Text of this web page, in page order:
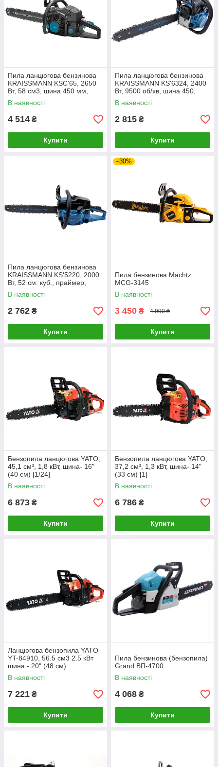
Пила ланцюгова бензинова
KRAISSMANN KSC'65, 2650
Вт, 58 см3, шина 450 мм,
праймер, кейс, бак 550 мл
В наявності
4 514 ₴
Купити
Пила ланцюгова бензинова
KRAISSMANN KS'6324, 2400
Вт, 9500 об/хв, шина 450,
крок ланцюга 0.325", гальмо
ланцюга
В наявності
2 815 ₴
Купити
Пила ланцюгова бензинова
KRAISSMANN KS'5220, 2000
Вт, 52 см. куб., праймер,
легкий старт, шина 450, бак
550 мл
В наявності
2 762 ₴
Купити
–30%
Пила бензинова Mächtz
MCG-3145
В наявності
3 450 ₴ 4 900 ₴
Купити
Бензопила ланцюгова YATO;
45,1 см³, 1,8 кВт, шина- 16"
(40 см) [1/24]
В наявності
6 873 ₴
Купити
Бензопила ланцюгова YATO;
37,2 см³, 1,3 кВт, шина- 14"
(33 см) [1]
В наявності
6 786 ₴
Купити
Ланцюгова бензопила YATO
YT-84910, 56.5 см3 2.5 кВт
шина - 20" (48 см)
В наявності
7 221 ₴
Купити
Пила бензинова (бензопила)
Grand BП-4700
В наявності
4 068 ₴
Купити